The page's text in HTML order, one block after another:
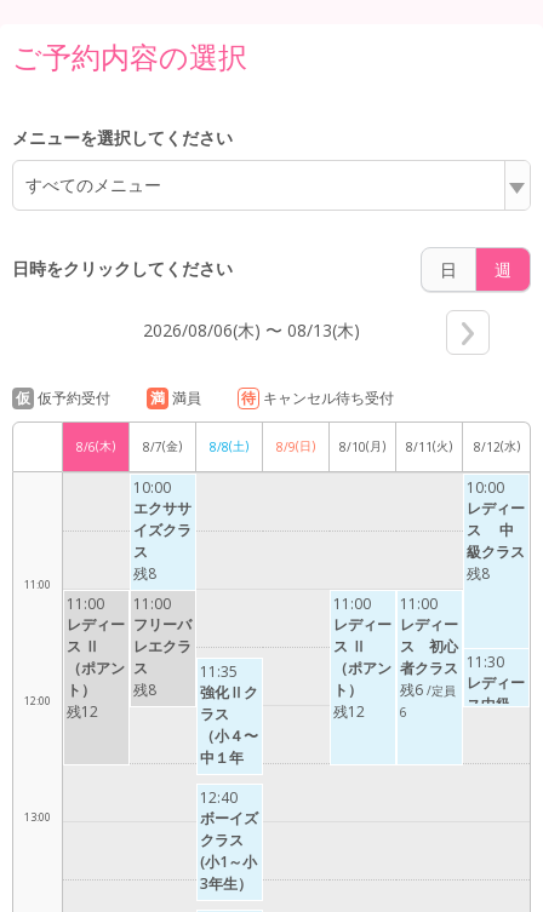
ご予約内容の選択
メニューを選択してください
すべてのメニュー
日時をクリックしてください 日 週
2026/08/06(木) 〜 08/13(木)
仮 仮予約受付 満 満員 待 キャンセル待ち受付
8/6(木) 8/7(金) 8/8(土) 8/9(日) 8/10(月) 8/11(火) 8/12(水)
10:00
11:00
12:00
13:00
11:00
レディー
ス Ⅱ
（ポアン
ト）
残12
10:00
エクササ
イズクラ
ス
残8
11:00
フリーバ
レエクラ
ス
残8
11:35
強化Ⅱク
ラス
（小４〜
中１年
生）
12:40
ボーイズ
クラス
(小1～小
3年生）
11:00
レディー
ス Ⅱ
（ポアン
ト）
残12
11:00
レディー
ス 初心
者クラス
残6 /定員
6
10:00
レディー
ス 中
級クラス
残8
11:30
レディー
ス中級